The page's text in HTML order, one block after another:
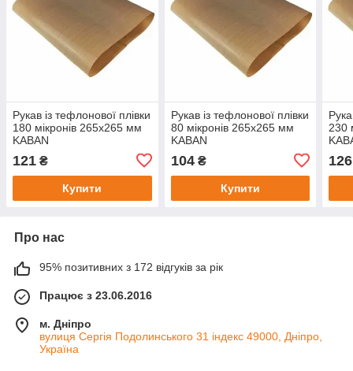
Рукав із тефлонової плівки
180 мікронів 265х265 мм
KABAN
121 ₴
Купити
Рукав із тефлонової плівки
80 мікронів 265х265 мм
KABAN
104₴
Купити
230
126
Про нас
95% позитивних з 172 відгуків за рік
Працює з 23.06.2016
м. Дніпро
вулиця Сергія Подолинського 31 індекс 49000, Дніпро,
Україна